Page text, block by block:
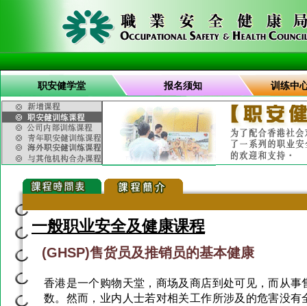
职安健学堂 报名须知 训练中
一般职业安全及健康课程
(GHSP)售货员及推销员的基本健康
香港是一个购物天堂，商场及商店到处可见，而从
数。然而，业内人士若对相关工作所涉及的危害没